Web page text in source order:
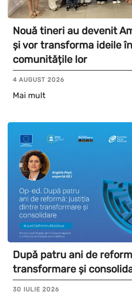
Nouă tineri au devenit
și vor transforma ideile
comunitățile lor
4 AUGUST 2026
Mai mult
După patru ani de
transformare și
30 IULIE 2026